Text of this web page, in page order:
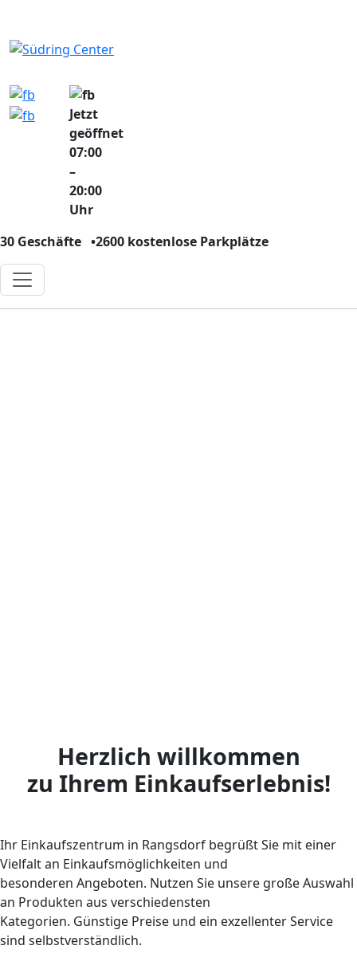
Jetzt
geöffnet
07:00
–
20:00
Uhr
30 Geschäfte •2600 kostenlose Parkplätze
Herzlich willkommen
zu Ihrem Einkaufserlebnis!
Ihr Einkaufszentrum in Rangsdorf begrüßt Sie mit einer
Vielfalt an Einkaufsmöglichkeiten und
besonderen Angeboten. Nutzen Sie unsere große Auswahl
an Produkten aus verschiedensten
Kategorien. Günstige Preise und ein exzellenter Service
sind selbstverständlich.